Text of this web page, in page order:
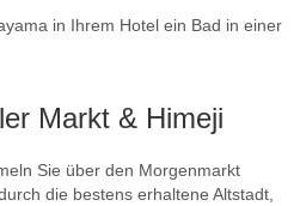
in Ihrem Hotel ein Bad in einer
Markt & Himeji
Sie über den Morgenmarkt
die bestens erhaltene Altstadt,